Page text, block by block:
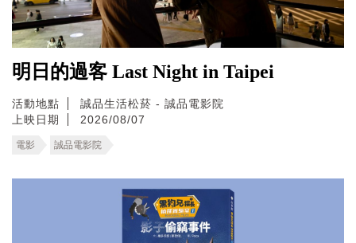
明日的過客 Last Night in Taipei
活動地點
誠品生活松菸 - 誠品電影院
上映日期
2026/08/07
電影 誠品電影院